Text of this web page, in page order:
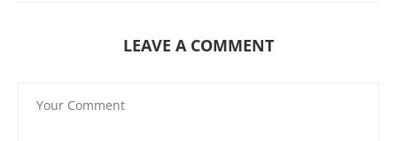
LEAVE A COMMENT